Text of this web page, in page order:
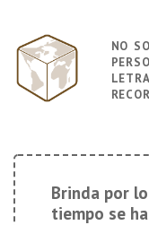
contenido
principal
principal
no
Brinda por
tiempo se